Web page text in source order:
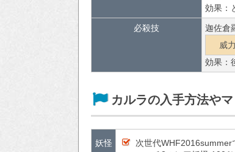
効果：
必殺技
迦佐倉
威
効果：
カルラの入手方法や
妖怪
次世代WHF2016summer